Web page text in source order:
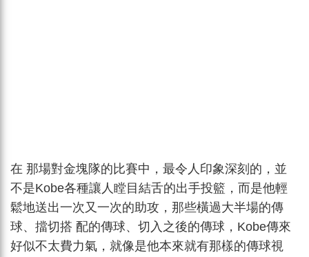
在 那場對金塊隊的比賽中，最令人印象深刻的，並
不是Kobe各種讓人瞠目結舌的出手投籃，而是他輕
鬆地送出一次又一次的助攻，那些橫過大半場的傳
球、擋切搭 配的傳球、切入之後的傳球，Kobe傳來
好似不太費力氣，就像是他本來就有那樣的傳球視